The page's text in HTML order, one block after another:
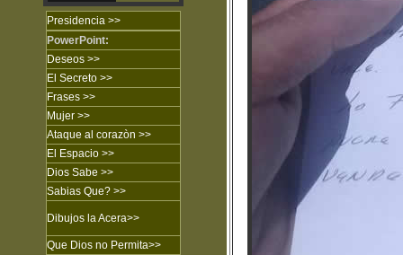
Presidencia >>
PowerPoint:
Deseos >>
El Secreto >>
Frases >>
Mujer >>
Ataque al corazòn >>
El Espacio >>
Dios Sabe >>
Sabias Que? >>
Dibujos la Acera>>
Que Dios no Permita>>